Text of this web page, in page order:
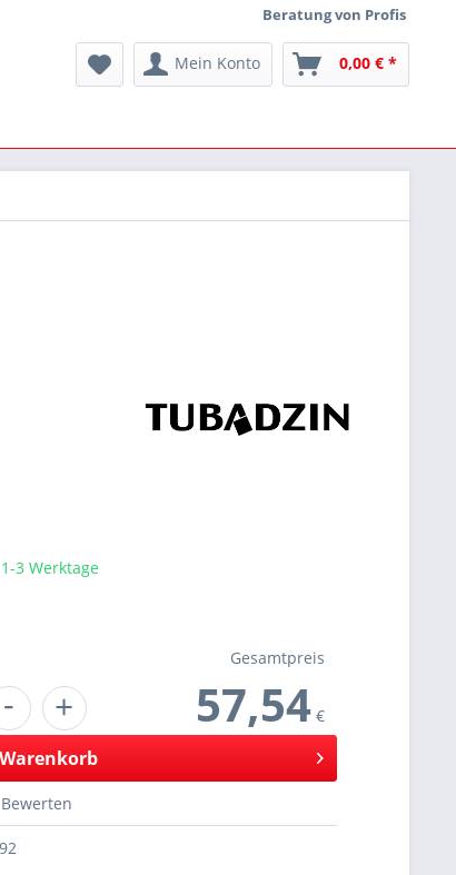
Beratung von Profis
Mein Konto 0,00 € *
3 Werktage
+
-
Gesamtpreis
57,54 €
Warenkorb
Bewerten